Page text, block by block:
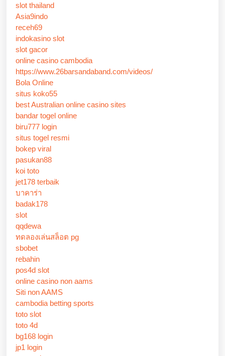
slot thailand
Asia9indo
receh69
indokasino slot
slot gacor
online casino cambodia
https://www.26barsandaband.com/videos/
Bola Online
situs koko55
best Australian online casino sites
bandar togel online
biru777 login
situs togel resmi
bokep viral
pasukan88
koi toto
jet178 terbaik
บาคาร่า
badak178
slot
qqdewa
ทดลองเล่นสล็อต pg
sbobet
rebahin
pos4d slot
online casino non aams
Siti non AAMS
cambodia betting sports
toto slot
toto 4d
bg168 login
jp1 login